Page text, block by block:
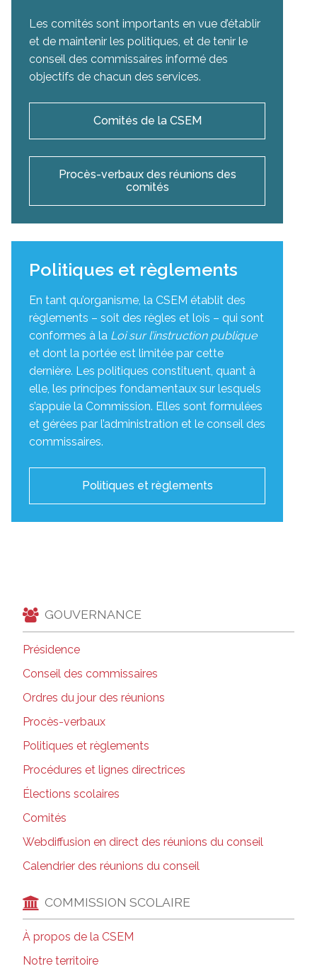
Les comités sont importants en vue d’établir
et de maintenir les politiques, et de tenir le
conseil des commissaires informé des
objectifs de chacun des services.
Comités de la CSEM
Procès-verbaux des réunions des
comités
Politiques et règlements
En tant qu’organisme, la CSEM établit des
règlements – soit des règles et lois – qui sont
conformes à la Loi sur l’instruction publique
et dont la portée est limitée par cette
dernière. Les politiques constituent, quant à
elle, les principes fondamentaux sur lesquels
s’appuie la Commission. Elles sont formulées
et gérées par l’administration et le conseil des
commissaires.
Politiques et règlements
GOUVERNANCE
Présidence
Conseil des commissaires
Ordres du jour des réunions
Procès-verbaux
Politiques et règlements
Procédures et lignes directrices
Élections scolaires
Comités
Webdiffusion en direct des réunions du conseil
Calendrier des réunions du conseil
COMMISSION SCOLAIRE
À propos de la CSEM
Notre territoire